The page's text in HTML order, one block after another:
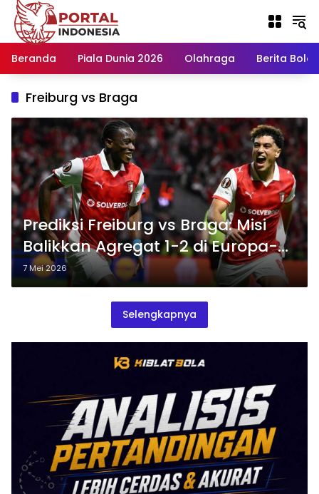
Langsung
konten
Beranda
Piala Dunia 2026 Olahraga Berita Bola
Freiburg vs Braga
Prediksi Freiburg vs Braga: Misi
Balikkan Agregat 1-2 di Europa-
Park Stadion
7 Mei 2026
Selengkapnya